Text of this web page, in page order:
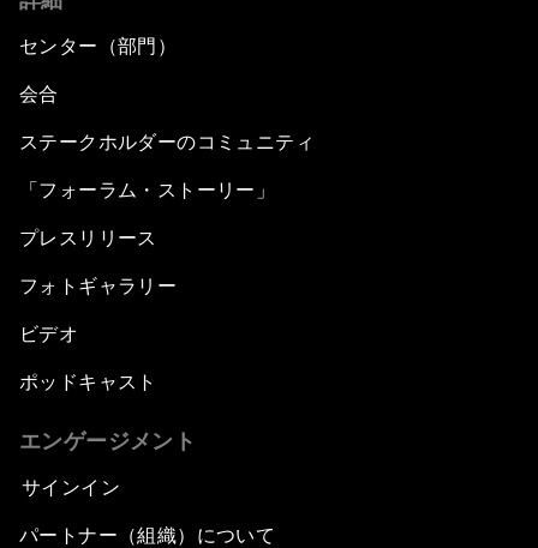
センター（部門）
会合
ステークホルダーのコミュニティ
「フォーラム・ストーリー」
プレスリリース
フォトギャラリー
ビデオ
ポッドキャスト
エンゲージメント
サインイン
パートナー（組織）について